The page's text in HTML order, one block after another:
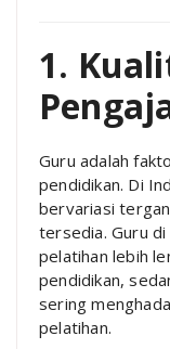
1.
Guru adalah
pendidikan. Di
bervariasi
tersedia. Guru
pelatihan lebih
pendidikan,
sering
pelatihan.